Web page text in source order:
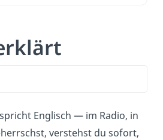
Englisch — im Radio, in
verstehst du sofort,